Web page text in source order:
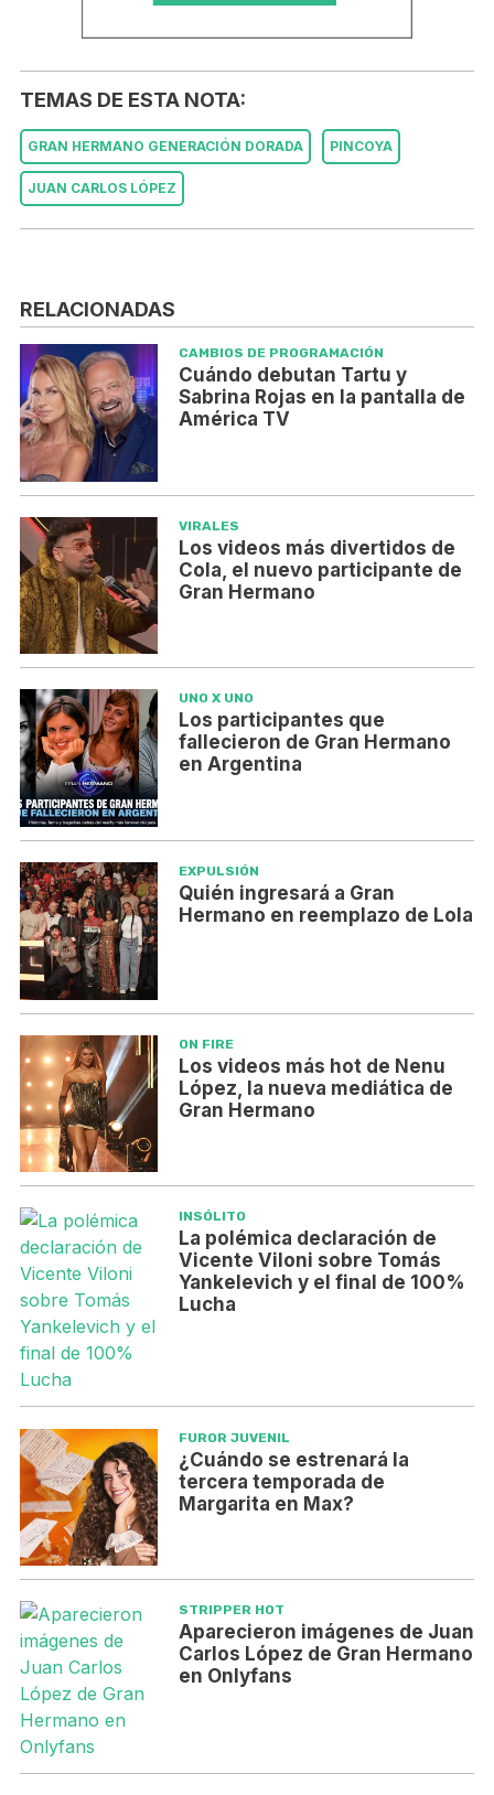
TEMAS DE ESTA NOTA:
GRAN HERMANO GENERACIÓN DORADA PINCOYA
JUAN CARLOS LÓPEZ
RELACIONADAS
CAMBIOS DE PROGRAMACIÓN
Cuándo debutan Tartu y
Sabrina Rojas en la pantalla de
América TV
VIRALES
Los videos más divertidos de
Cola, el nuevo participante de
Gran Hermano
UNO X UNO
Los participantes que
fallecieron de Gran Hermano
en Argentina
EXPULSIÓN
Quién ingresará a Gran
Hermano en reemplazo de Lola
ON FIRE
Los videos más hot de Nenu
López, la nueva mediática de
Gran Hermano
INSÓLITO
La polémica declaración de
Vicente Viloni sobre Tomás
Yankelevich y el final de 100%
Lucha
FUROR JUVENIL
¿Cuándo se estrenará la
tercera temporada de
Margarita en Max?
STRIPPER HOT
Aparecieron imágenes de Juan
Carlos López de Gran Hermano
en Onlyfans